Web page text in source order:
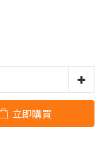
立即購買